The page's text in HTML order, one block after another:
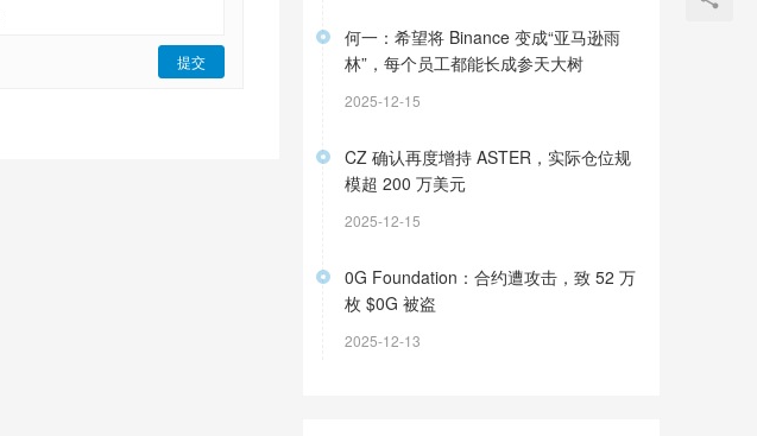
提交
何一：希望将 Binance 变成“亚马逊雨
林”，每个员工都能长成参天大树
2025-12-15
CZ 确认再度增持 ASTER，实际仓位规
模超 200 万美元
2025-12-15
0G Foundation：合约遭攻击，致 52 万
枚 $0G 被盗
2025-12-13